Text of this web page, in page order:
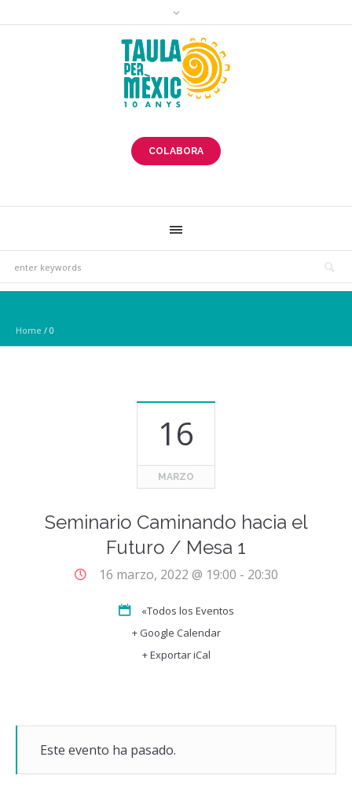
COLABORA
Home / 0
16
MARZO
Seminario Caminando hacia el
Futuro / Mesa 1
16 marzo, 2022 @ 19:00 - 20:30
«Todos los Eventos
+ Google Calendar
+ Exportar iCal
Este evento ha pasado.